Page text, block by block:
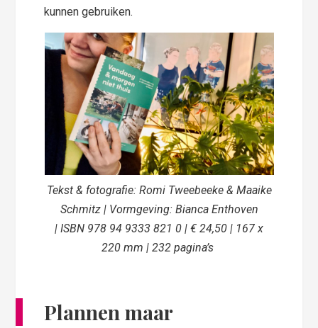
kunnen gebruiken.
Tekst & fotografie: Romi Tweebeeke & Maaike
Schmitz | Vormgeving: Bianca Enthoven
| ISBN 978 94 9333 821 0 | € 24,50 | 167 x
220 mm | 232 pagina’s
Plannen maar